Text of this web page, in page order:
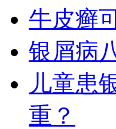
牛皮癣
银屑病
儿童患
重？